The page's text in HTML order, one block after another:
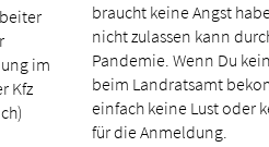
im
Kfz
braucht keine Angst
nicht zulassen kann
Pandemie. Wenn Du
beim Landratsamt
einfach keine Lust oder
für die Anmeldung.